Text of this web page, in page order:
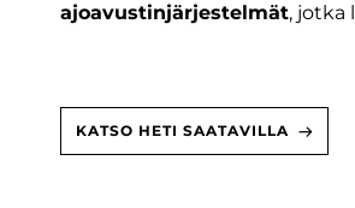
ajoavustinjärjestelmät, jotka
KATSO HETI SAATAVILLA